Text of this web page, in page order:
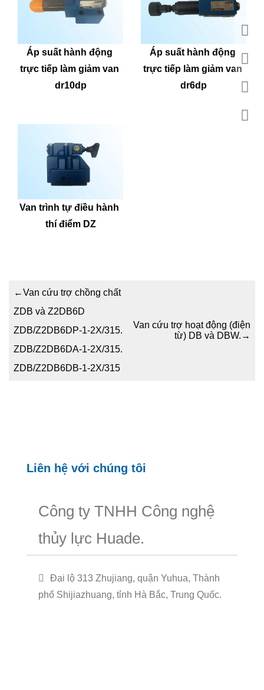
Áp suất hành động
trực tiếp làm giảm van
dr10dp
Áp suất hành động
trực tiếp làm giảm van
dr6dp
Van trình tự điều hành
thí điểm DZ
←Van cứu trợ chồng chất
ZDB và Z2DB6D
ZDB/Z2DB6DP-1-2X/315.
ZDB/Z2DB6DA-1-2X/315.
ZDB/Z2DB6DB-1-2X/315
Van cứu trợ hoạt động (điện
từ) DB và DBW. →
Liên hệ với chúng tôi
Công ty TNHH Công nghệ
thủy lực Huade.
Đại lộ 313 Zhujiang, quận Yuhua, Thành
phố Shijiazhuang, tỉnh Hà Bắc, Trung Quốc.